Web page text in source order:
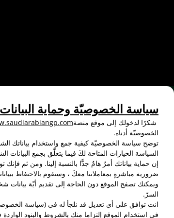
سياسة الخصوصيّة وحماية البيانات
شكرًا لدخولك إلى موقع منصة
الخصوصيّة أدناه.
توضح سياسة الخصوصيّة كيفية جمع واستخدام بياناتك
السياسة الخيارات المتاحة لكَ فيما يتعلَّق بجمع
إن حماية بياناتك أمرٌ هامٌ جدًّا بالنسبة إلينا. ومن ثم
ضرورية مباشرةٍ بمعاملاتنا معكَ ، وسنقوم بالاحتفاظ
ويمكنك تصفح الموقع دون الحاجة إلى تقديم أيّة بيانات
السرّ.
انت توافق على أي تعديل قد نلجأ له في (سياسة
في استخدام الموقع إلتزاما منك بالشروط والبنود